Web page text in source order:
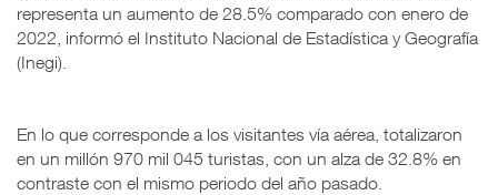
representa un aumento de 28.5% comparado con enero de
2022, informó el Instituto Nacional de Estadística y Geografía
(Inegi).
En lo que corresponde a los visitantes vía aérea, totalizaron
en un millón 970 mil 045 turistas, con un alza de 32.8% en
contraste con el mismo periodo del año pasado.